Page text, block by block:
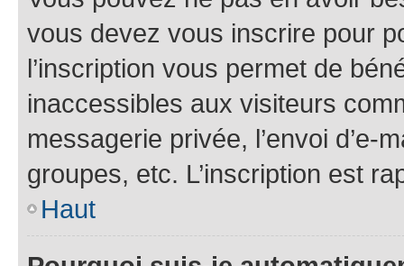
vous devez vous inscrire pour
l’inscription vous permet de
inaccessibles aux visiteurs
messagerie privée, l’envoi d’e-
groupes, etc. L’inscription est
Haut